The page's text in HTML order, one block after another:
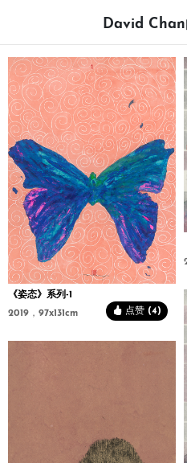
David
《姿态》系列-1
2019，97x131cm
点赞 (4)